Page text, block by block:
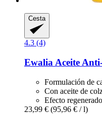
Cesta
4.3 (4)
Ewalia Aceite
Formulación de
Con aceite de
Efecto
23,99 € (95,96 € / l)